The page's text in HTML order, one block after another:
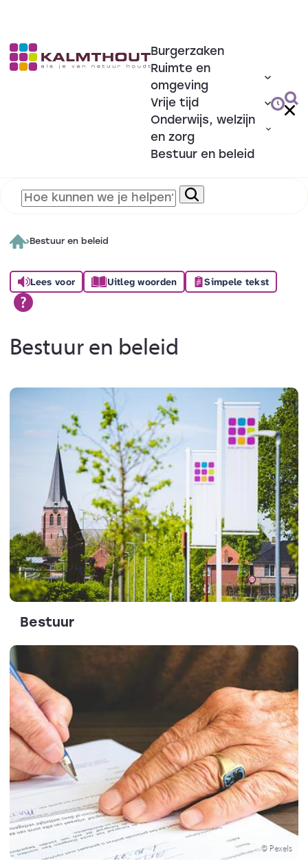
Burgerzaken
Ruimte en
omgeving
Vrije tijd
Onderwijs, welzijn
en zorg
Bestuur en beleid
Bestuur en beleid
Lees voor Uitleg woorden Simpele tekst
Bestuur en beleid
Bestuur
© Pexels